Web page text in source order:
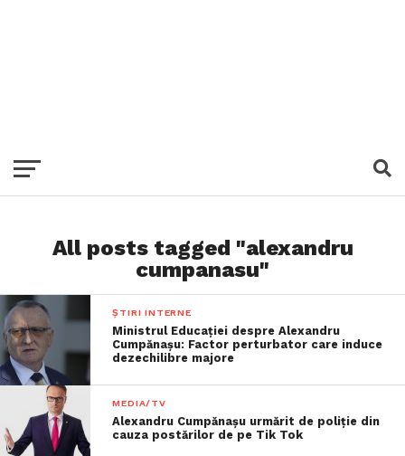
All posts tagged "alexandru
cumpanasu"
ȘTIRI INTERNE
Ministrul Educației despre Alexandru
Cumpănașu: Factor perturbator care induce
dezechilibre majore
MEDIA/TV
Alexandru Cumpănașu urmărit de poliție din
cauza postărilor de pe Tik Tok